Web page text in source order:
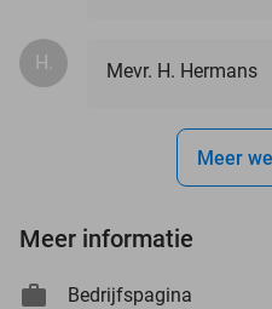
H. Mevr. H. Hermans
Meer
Meer informatie
Bedrijfspagina